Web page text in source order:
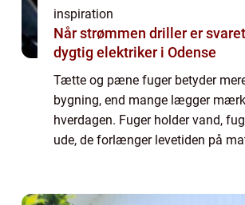
inspiration
Når strømmen driller er
dygtig elektriker i Odense
Tætte og pæne fuger betyder
bygning, end mange lægger
hverdagen. Fuger holder vand,
ude, de forlænger levetiden på
fugef...